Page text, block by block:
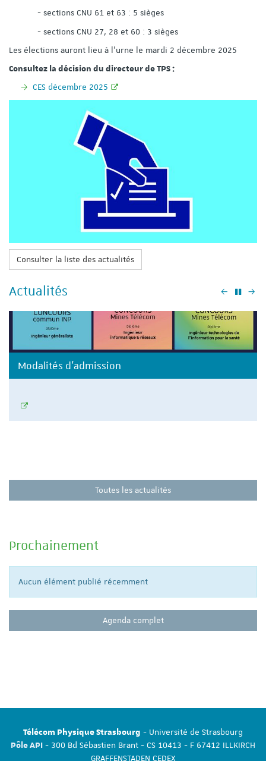
- sections CNU 61 et 63 : 5 sièges
- sections CNU 27, 28 et 60 : 3 sièges
Les élections auront lieu à l’urne le mardi 2 décembre 2025
Consultez la décision du directeur de TPS :
CES décembre 2025
Consulter la liste des actualités
Actualités Précédent
Modalités d'admission
Toutes les actualités
Prochainement
Aucun élément publié récemment
Agenda complet
Télécom Physique Strasbourg - Université de Strasbourg
Pôle API - 300 Bd Sébastien Brant - CS 10413 - F 67412 ILLKIRCH
GRAFFENSTADEN CEDEX